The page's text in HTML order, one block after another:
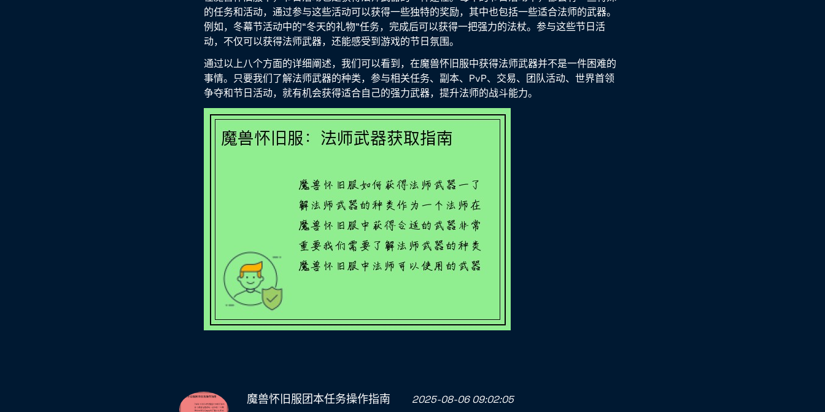
的任务和活动，通过参与这些活动可以获得一些独特的奖励，其中也包括一些适合法师的武器。
例如，冬幕节活动中的“冬天的礼物”任务，完成后可以获得一把强力的法杖。参与这些节日活
动，不仅可以获得法师武器，还能感受到游戏的节日氛围。
通过以上八个方面的详细阐述，我们可以看到，在魔兽怀旧服中获得法师武器并不是一件困难的
事情。只要我们了解法师武器的种类，参与相关任务、副本、PvP、交易、团队活动、世界首领
争夺和节日活动，就有机会获得适合自己的强力武器，提升法师的战斗能力。
魔兽怀旧服团本任务操作指南
2025-08-06 09:02:05